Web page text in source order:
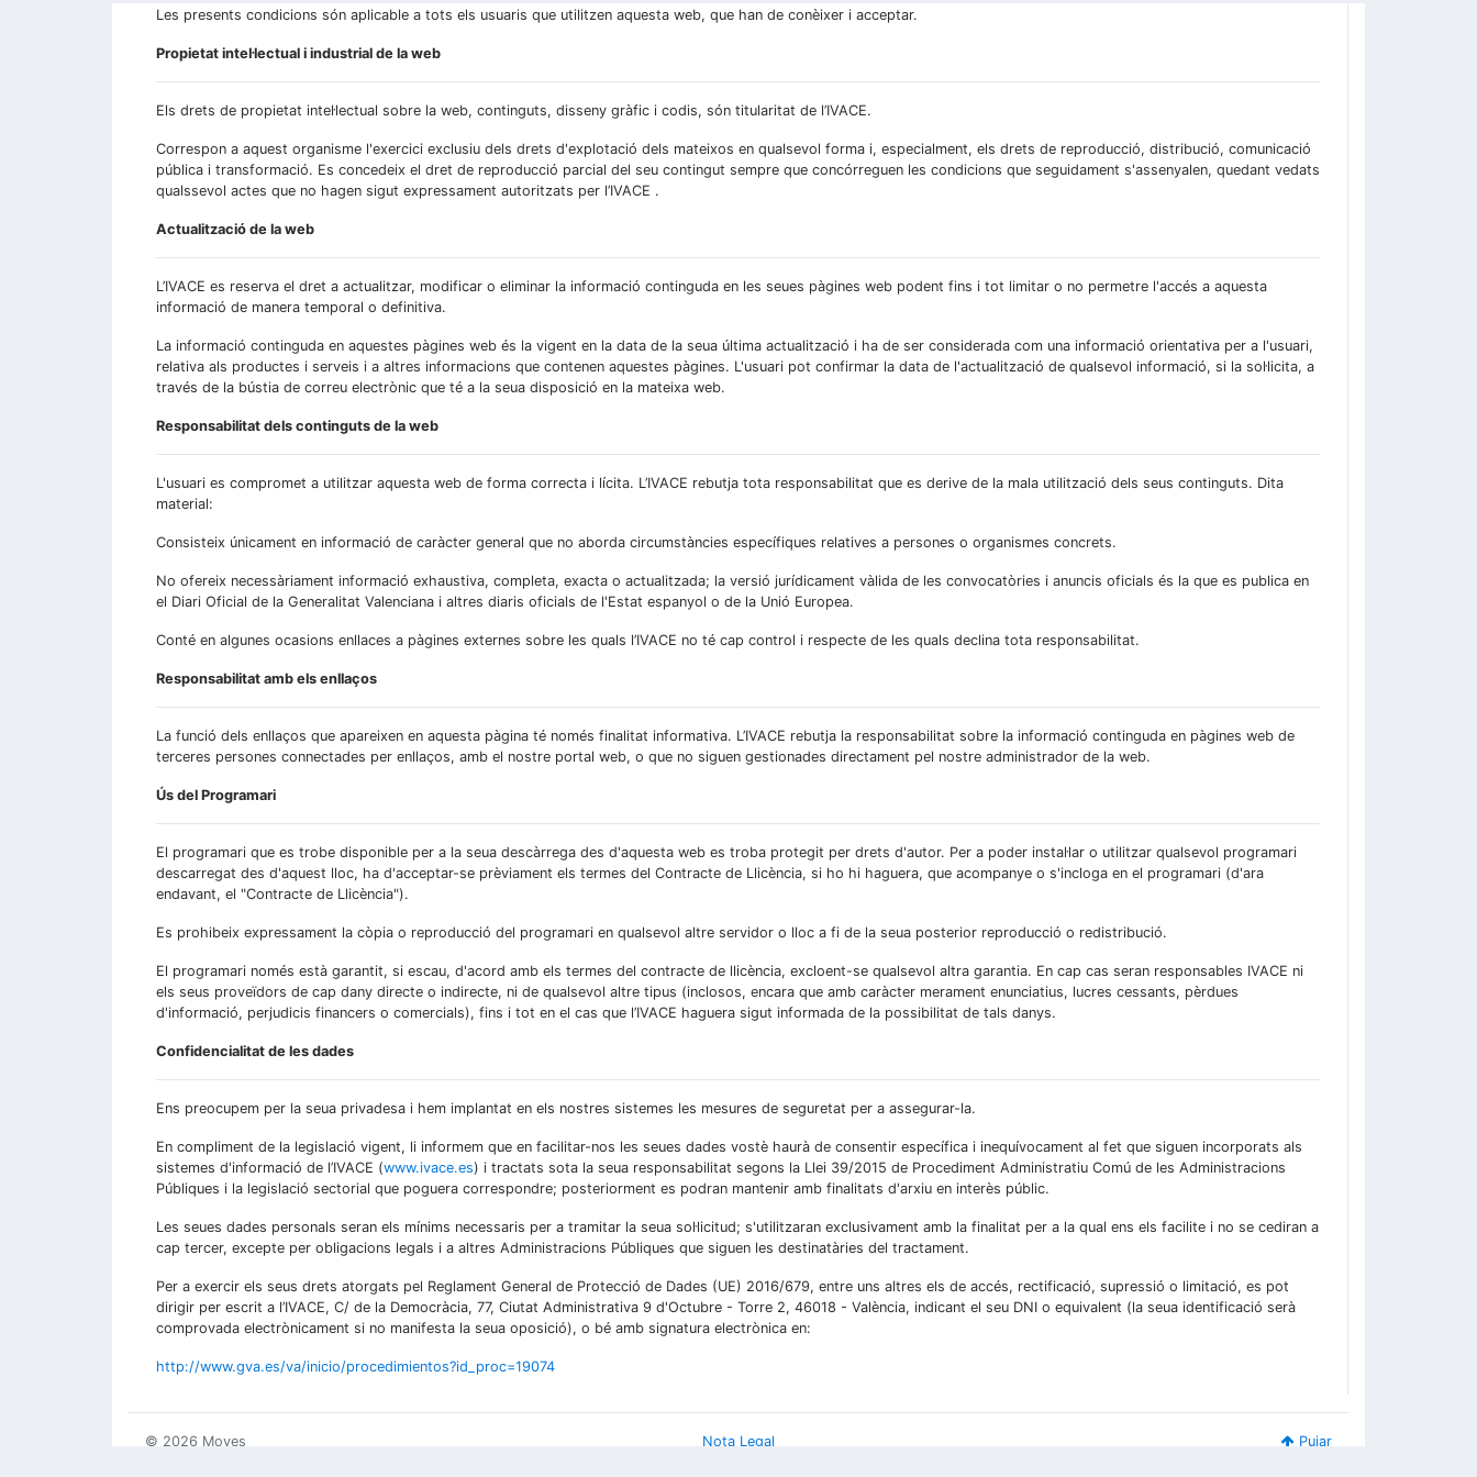
Les presents condicions són aplicable a tots els usuaris que utilitzen aquesta web, que han de conèixer i acceptar.
Propietat intel·lectual i industrial de la web
Els drets de propietat intel·lectual sobre la web, continguts, disseny gràfic i codis, són titularitat de l’IVACE.
Correspon a aquest organisme l'exercici exclusiu dels drets d'explotació dels mateixos en qualsevol forma i, especialment, els drets de reproducció, distribució, comunicació
pública i transformació. Es concedeix el dret de reproducció parcial del seu contingut sempre que concórreguen les condicions que seguidament s'assenyalen, quedant vedats
qualssevol actes que no hagen sigut expressament autoritzats per l’IVACE .
Actualització de la web
L’IVACE es reserva el dret a actualitzar, modificar o eliminar la informació continguda en les seues pàgines web podent fins i tot limitar o no permetre l'accés a aquesta
informació de manera temporal o definitiva.
La informació continguda en aquestes pàgines web és la vigent en la data de la seua última actualització i ha de ser considerada com una informació orientativa per a l'usuari,
relativa als productes i serveis i a altres informacions que contenen aquestes pàgines. L'usuari pot confirmar la data de l'actualització de qualsevol informació, si la sol·licita, a
través de la bústia de correu electrònic que té a la seua disposició en la mateixa web.
Responsabilitat dels continguts de la web
L'usuari es compromet a utilitzar aquesta web de forma correcta i lícita. L’IVACE rebutja tota responsabilitat que es derive de la mala utilització dels seus continguts. Dita
material:
Consisteix únicament en informació de caràcter general que no aborda circumstàncies específiques relatives a persones o organismes concrets.
No ofereix necessàriament informació exhaustiva, completa, exacta o actualitzada; la versió jurídicament vàlida de les convocatòries i anuncis oficials és la que es publica en
el Diari Oficial de la Generalitat Valenciana i altres diaris oficials de l'Estat espanyol o de la Unió Europea.
Conté en algunes ocasions enllaces a pàgines externes sobre les quals l’IVACE no té cap control i respecte de les quals declina tota responsabilitat.
Responsabilitat amb els enllaços
La funció dels enllaços que apareixen en aquesta pàgina té només finalitat informativa. L’IVACE rebutja la responsabilitat sobre la informació continguda en pàgines web de
terceres persones connectades per enllaços, amb el nostre portal web, o que no siguen gestionades directament pel nostre administrador de la web.
Ús del Programari
El programari que es trobe disponible per a la seua descàrrega des d'aquesta web es troba protegit per drets d'autor. Per a poder instal·lar o utilitzar qualsevol programari
descarregat des d'aquest lloc, ha d'acceptar-se prèviament els termes del Contracte de Llicència, si ho hi haguera, que acompanye o s'incloga en el programari (d'ara
endavant, el "Contracte de Llicència").
Es prohibeix expressament la còpia o reproducció del programari en qualsevol altre servidor o lloc a fi de la seua posterior reproducció o redistribució.
El programari només està garantit, si escau, d'acord amb els termes del contracte de llicència, excloent-se qualsevol altra garantia. En cap cas seran responsables IVACE ni
els seus proveïdors de cap dany directe o indirecte, ni de qualsevol altre tipus (inclosos, encara que amb caràcter merament enunciatius, lucres cessants, pèrdues
d'informació, perjudicis financers o comercials), fins i tot en el cas que l’IVACE haguera sigut informada de la possibilitat de tals danys.
Confidencialitat de les dades
Ens preocupem per la seua privadesa i hem implantat en els nostres sistemes les mesures de seguretat per a assegurar-la.
En compliment de la legislació vigent, li informem que en facilitar-nos les seues dades vostè haurà de consentir específica i inequívocament al fet que siguen incorporats als
sistemes d'informació de l’IVACE (www.ivace.es) i tractats sota la seua responsabilitat segons la Llei 39/2015 de Procediment Administratiu Comú de les Administracions
Públiques i la legislació sectorial que poguera correspondre; posteriorment es podran mantenir amb finalitats d'arxiu en interès públic.
Les seues dades personals seran els mínims necessaris per a tramitar la seua sol·licitud; s'utilitzaran exclusivament amb la finalitat per a la qual ens els facilite i no se cediran a
cap tercer, excepte per obligacions legals i a altres Administracions Públiques que siguen les destinatàries del tractament.
Per a exercir els seus drets atorgats pel Reglament General de Protecció de Dades (UE) 2016/679, entre uns altres els de accés, rectificació, supressió o limitació, es pot
dirigir per escrit a l’IVACE, C/ de la Democràcia, 77, Ciutat Administrativa 9 d'Octubre - Torre 2, 46018 - València, indicant el seu DNI o equivalent (la seua identificació serà
comprovada electrònicament si no manifesta la seua oposició), o bé amb signatura electrònica en:
http://www.gva.es/va/inicio/procedimientos?id_proc=19074
© 2026 Moves Nota Legal Pujar